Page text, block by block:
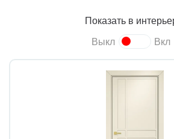
Показать в
Выкл Вкл